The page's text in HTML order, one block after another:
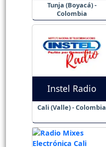
Tunja (Boyacá) -
Colombia
Instel Radio
Cali (Valle) - Colombia